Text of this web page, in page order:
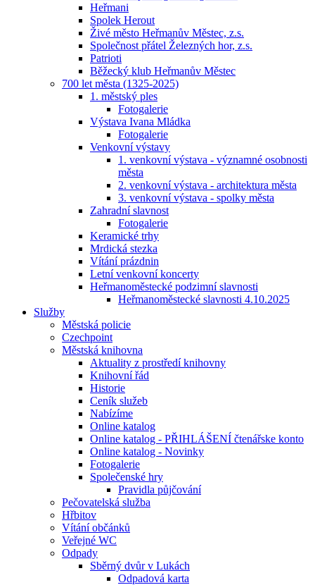
Heřmani
Spolek Herout
Živé město Heřmanův Městec, z.s.
Společnost přátel Železných hor, z.s.
Patrioti
Běžecký klub Heřmanův Městec
700 let města (1325-2025)
1. městský ples
Fotogalerie
Výstava Ivana Mládka
Fotogalerie
Venkovní výstavy
1. venkovní výstava - významné osobnosti
města
2. venkovní výstava - architektura města
3. venkovní výstava - spolky města
Zahradní slavnost
Fotogalerie
Keramické trhy
Mrdická stezka
Vítání prázdnin
Letní venkovní koncerty
Heřmanoměstecké podzimní slavnosti
Heřmanoměstecké slavnosti 4.10.2025
Služby
Městská policie
Czechpoint
Městská knihovna
Aktuality z prostředí knihovny
Knihovní řád
Historie
Ceník služeb
Nabízíme
Online katalog
Online katalog - PŘIHLÁŠENÍ čtenářske konto
Online katalog - Novinky
Fotogalerie
Společenské hry
Pravidla půjčování
Pečovatelská služba
Hřbitov
Vítání občánků
Veřejné WC
Odpady
Sběrný dvůr v Lukách
Odpadová karta